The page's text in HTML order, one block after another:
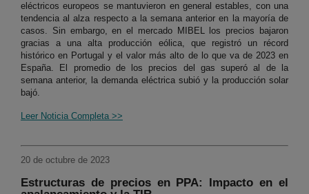
eléctricos europeos se mantuvieron en general estables, con una
tendencia al alza respecto a la semana anterior en la mayoría de
casos. Sin embargo, en el mercado MIBEL los precios bajaron
gracias a una alta producción eólica, que registró un récord
histórico en Portugal y el valor más alto de lo que va de 2023 en
España. El promedio de los precios del gas superó al de la
semana anterior, la demanda eléctrica subió y la producción solar
bajó.
Leer Noticia Completa >>
20 de octubre de 2023
Estructuras de precios en PPA: Impacto en el